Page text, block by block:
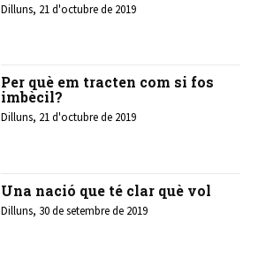
Dilluns, 21 d'octubre de 2019
Per què em tracten com si fos
imbècil?
Dilluns, 21 d'octubre de 2019
Una nació que té clar què vol
Dilluns, 30 de setembre de 2019